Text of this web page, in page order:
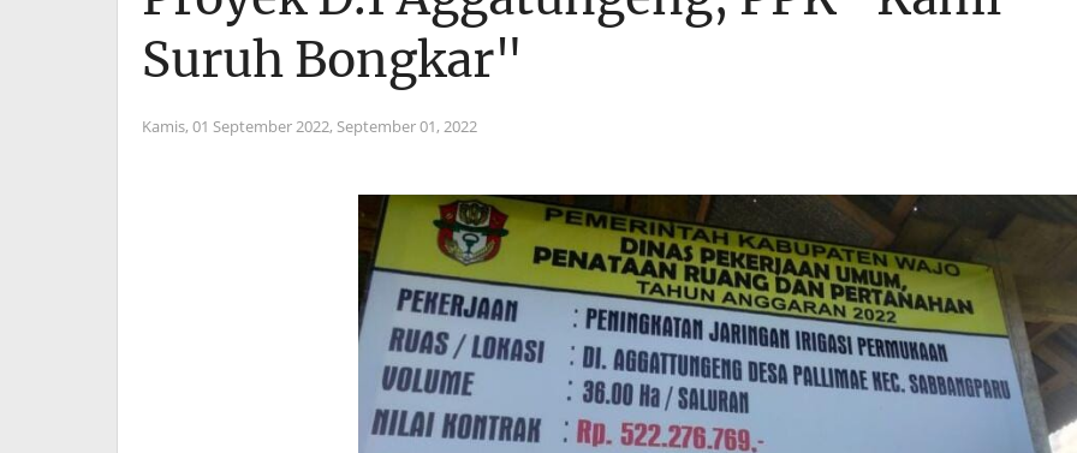
Suruh Bongkar"
Kamis, 01 September 2022, September 01, 2022